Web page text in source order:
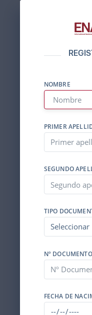
NOMBRE
PRIMER
SEGUNDO
TIPO
Nº DOCUMENTO
FECHA DE